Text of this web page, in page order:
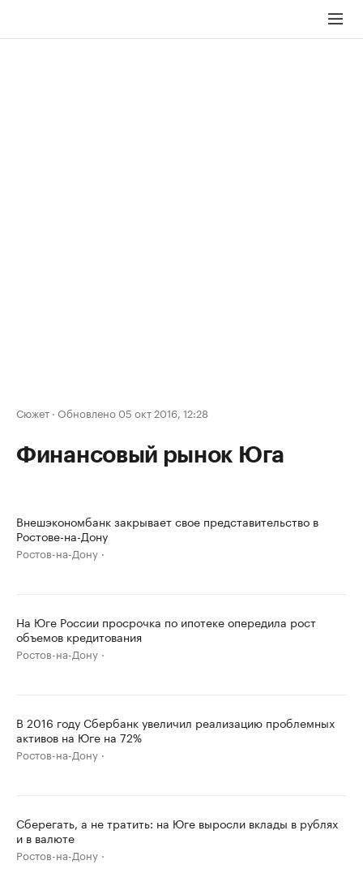
Сюжет · Обновлено 05 окт 2016, 12:28
Финансовый рынок Юга
Внешэкономбанк закрывает свое представительство в
Ростове-на-Дону
Ростов-на-Дону
На Юге России просрочка по ипотеке опередила рост
объемов кредитования
Ростов-на-Дону
В 2016 году Сбербанк увеличил реализацию проблемных
активов на Юге на 72%
Ростов-на-Дону
Сберегать, а не тратить: на Юге выросли вклады в рублях
и в валюте
Ростов-на-Дону